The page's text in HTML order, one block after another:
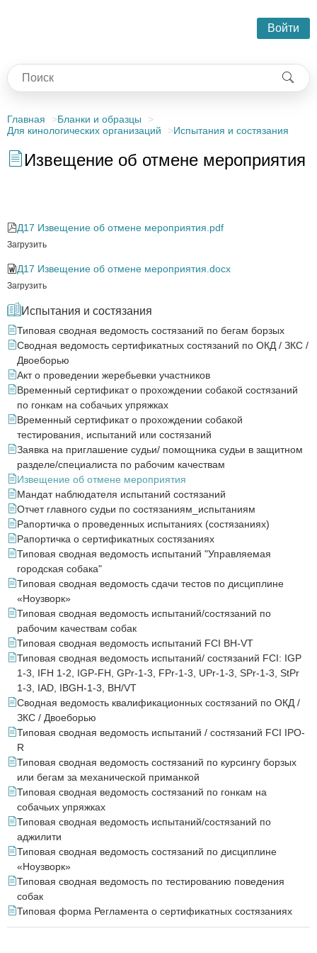
Войти
Главная
Бланки и образцы
Для кинологических организаций
Испытания и состязания
Извещение об отмене мероприятия
Д17 Извещение об отмене мероприятия.pdf
Загрузить
Д17 Извещение об отмене мероприятия.docx
Загрузить
Испытания и состязания
Типовая сводная ведомость состязаний по бегам борзых
Сводная ведомость сертификатных состязаний по ОКД / ЗКС /
Двоеборью
Акт о проведении жеребьевки участников
Временный сертификат о прохождении собакой состязаний
по гонкам на собачьих упряжках
Временный сертификат о прохождении собакой
тестирования, испытаний или состязаний
Заявка на приглашение судьи/ помощника судьи в защитном
разделе/специалиста по рабочим качествам
Извещение об отмене мероприятия
Мандат наблюдателя испытаний состязаний
Отчет главного судьи по состязаниям_испытаниям
Рапортичка о проведенных испытаниях (состязаниях)
Рапортичка о сертификатных состязаниях
Типовая сводная ведомость испытаний "Управляемая
городская собака"
Типовая сводная ведомость сдачи тестов по дисциплине
«Ноузворк»
Типовая сводная ведомость испытаний/состязаний по
рабочим качествам собак
Типовая сводная ведомость испытаний FCI BH-VT
Типовая сводная ведомость испытаний/ состязаний FCI: IGP
1-3, IFH 1-2, IGP-FH, GPr-1-3, FPr-1-3, UPr-1-3, SPr-1-3, StPr
1-3, IAD, IBGH-1-3, BH/VT
Сводная ведомость квалификационных состязаний по ОКД /
ЗКС / Двоеборью
Типовая сводная ведомость испытаний / состязаний FCI IPO-
R
Типовая сводная ведомость состязаний по курсингу борзых
или бегам за механической приманкой
Типовая сводная ведомость состязаний по гонкам на
собачьих упряжках
Типовая сводная ведомость испытаний/состязаний по
аджилити
Типовая сводная ведомость состязаний по дисциплине
«Ноузворк»
Типовая сводная ведомость по тестированию поведения
собак
Типовая форма Регламента о сертификатных состязаниях